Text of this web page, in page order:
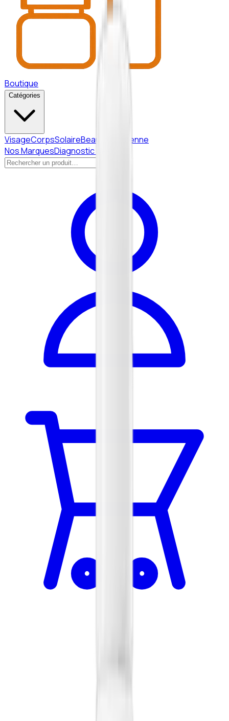
Boutique
Catégories
VisageCorpsSolaireBeauté Coréenne
Nos MarquesDiagnostic peau